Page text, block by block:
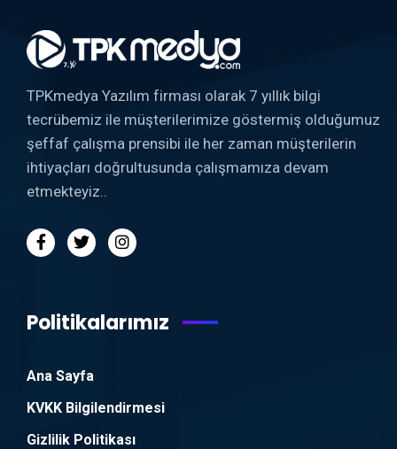
TPKmedya Yazılım firması olarak 7 yıllık bilgi
tecrübemiz ile müşterilerimize göstermiş olduğumuz
şeffaf çalışma prensibi ile her zaman müşterilerin
ihtiyaçları doğrultusunda çalışmamıza devam
etmekteyiz..
Politikalarımız
Ana Sayfa
KVKK Bilgilendirmesi
Gizlilik Politikası